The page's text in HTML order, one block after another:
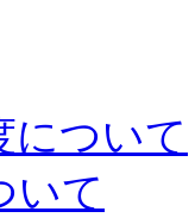
について
いて